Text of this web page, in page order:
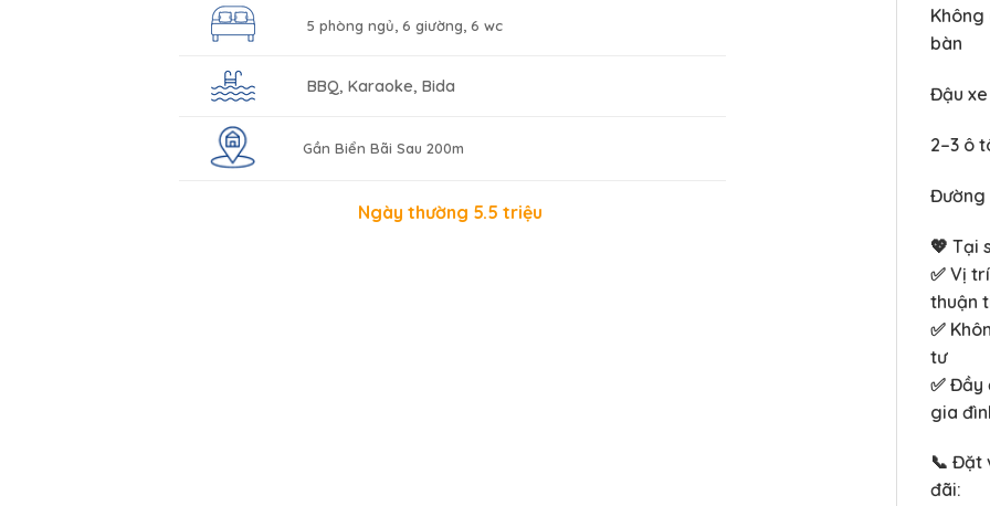
5 phòng ngủ, 6 giường, 6 wc
BBQ, Karaoke, Bida
Gần Biển Bãi Sau 200m
Ngày thường 5.5 triệu
bàn
Đậu
2–3 ô
Đường
💖 Tại
✅ Vị
thuận
✅
tư
✅ Đầy
gia
📞 Đặt
đãi: